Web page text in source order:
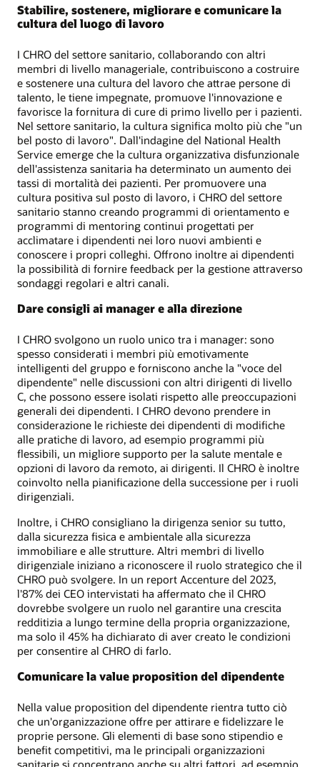
Stabilire, sostenere, migliorare e comunicare la
cultura del luogo di lavoro
I CHRO del settore sanitario, collaborando con altri
membri di livello manageriale, contribuiscono a costruire
e sostenere una cultura del lavoro che attrae persone di
talento, le tiene impegnate, promuove l'innovazione e
favorisce la fornitura di cure di primo livello per i pazienti.
Nel settore sanitario, la cultura significa molto più che "un
bel posto di lavoro". Dall'indagine del National Health
Service emerge che la cultura organizzativa disfunzionale
dell'assistenza sanitaria ha determinato un aumento dei
tassi di mortalità dei pazienti. Per promuovere una
cultura positiva sul posto di lavoro, i CHRO del settore
sanitario stanno creando programmi di orientamento e
programmi di mentoring continui progettati per
acclimatare i dipendenti nei loro nuovi ambienti e
conoscere i propri colleghi. Offrono inoltre ai dipendenti
la possibilità di fornire feedback per la gestione attraverso
sondaggi regolari e altri canali.
Dare consigli ai manager e alla direzione
I CHRO svolgono un ruolo unico tra i manager: sono
spesso considerati i membri più emotivamente
intelligenti del gruppo e forniscono anche la "voce del
dipendente" nelle discussioni con altri dirigenti di livello
C, che possono essere isolati rispetto alle preoccupazioni
generali dei dipendenti. I CHRO devono prendere in
considerazione le richieste dei dipendenti di modifiche
alle pratiche di lavoro, ad esempio programmi più
flessibili, un migliore supporto per la salute mentale e
opzioni di lavoro da remoto, ai dirigenti. Il CHRO è inoltre
coinvolto nella pianificazione della successione per i ruoli
dirigenziali.
Inoltre, i CHRO consigliano la dirigenza senior su tutto,
dalla sicurezza fisica e ambientale alla sicurezza
immobiliare e alle strutture. Altri membri di livello
dirigenziale iniziano a riconoscere il ruolo strategico che il
CHRO può svolgere. In un report Accenture del 2023,
l'87% dei CEO intervistati ha affermato che il CHRO
dovrebbe svolgere un ruolo nel garantire una crescita
redditizia a lungo termine della propria organizzazione,
ma solo il 45% ha dichiarato di aver creato le condizioni
per consentire al CHRO di farlo.
Comunicare la value proposition del dipendente
Nella value proposition del dipendente rientra tutto ciò
che un'organizzazione offre per attirare e fidelizzare le
proprie persone. Gli elementi di base sono stipendio e
benefit competitivi, ma le principali organizzazioni